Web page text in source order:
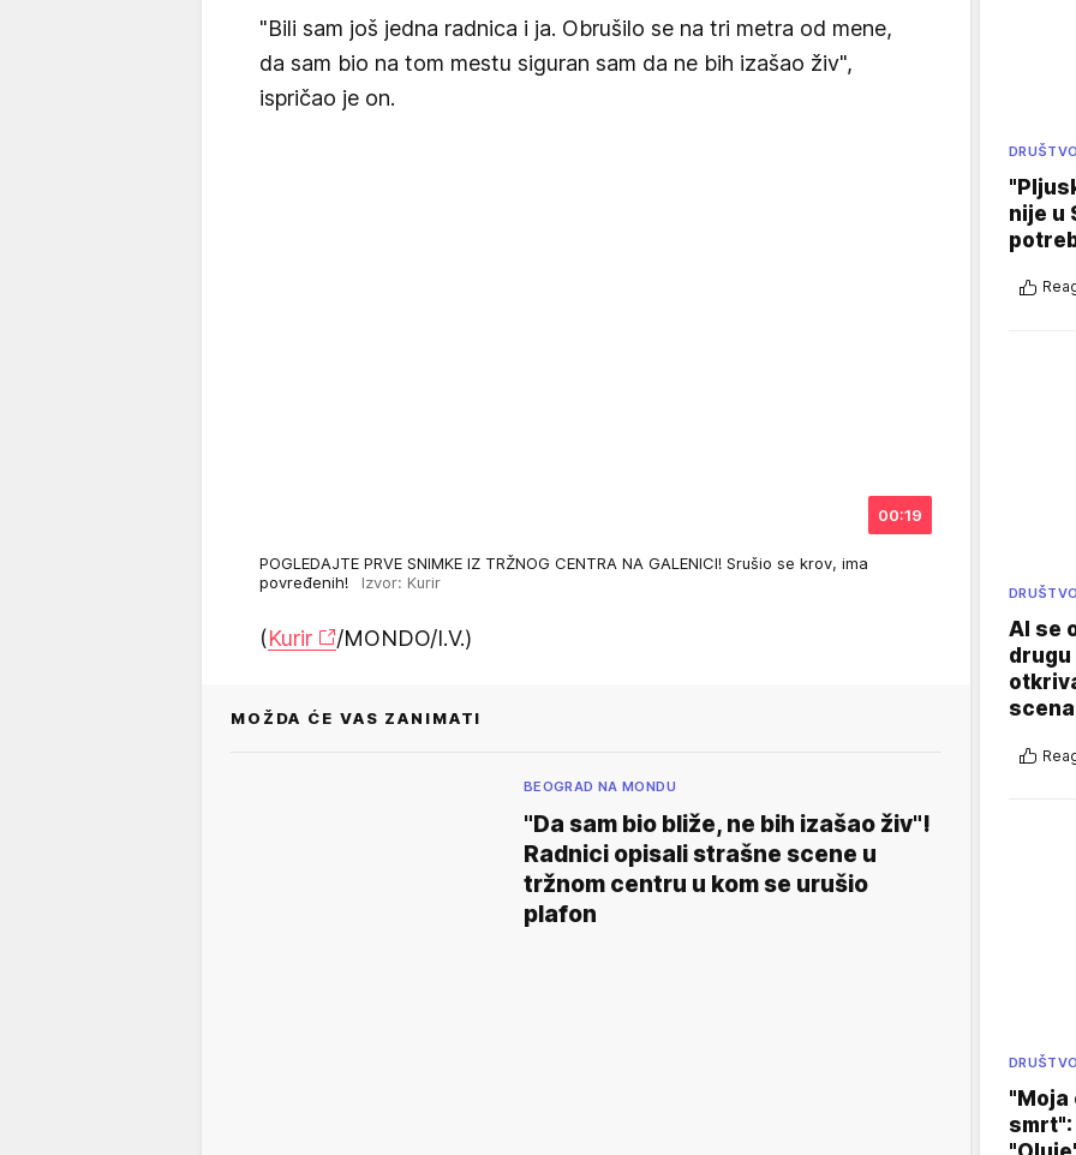
"Bili sam još jedna radnica i ja. Obrušilo se na tri metra od mene,
da sam bio na tom mestu siguran sam da ne bih izašao živ",
ispričao je on.
00:19
POGLEDAJTE PRVE SNIMKE IZ TRŽNOG CENTRA NA GALENICI! Srušio se krov, ima
povređenih! Izvor: Kurir
(Kurir /MONDO/I.V.)
MOŽDA ĆE VAS ZANIMATI
BEOGRAD NA MONDU
"Da sam bio bliže, ne bih izašao živ"!
Radnici opisali strašne scene u
tržnom centru u kom se urušio
plafon
DRUŠTVO
nije u
DRUŠTVO
AI se
DRUŠTVO
"Moja